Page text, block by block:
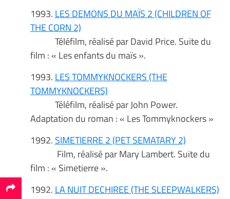
1993. LES DEMONS DU MAÏS 2 (CHILDREN OF
THE CORN 2)
Téléfilm, réalisé par David Price. Suite du
film : « Les enfants du maïs ».
1993. LES TOMMYKNOCKERS (THE
TOMMYKNOCKERS)
Téléfilm, réalisé par John Power.
Adaptation du roman : « Les Tommyknockers »
1992. SIMETIERRE 2 (PET SEMATARY 2)
Film, réalisé par Mary Lambert. Suite du
film : « Simetierre ».
1992. LA NUIT DECHIREE (THE SLEEPWALKERS)